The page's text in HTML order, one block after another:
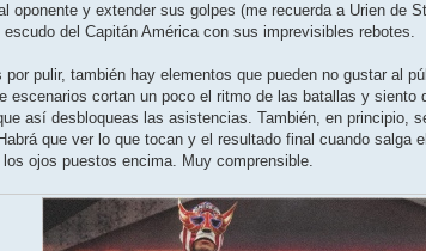
oponente y extender sus golpes (me recuerda a Urien de
escudo del Capitán América con sus imprevisibles rebotes.
por pulir, también hay elementos que pueden no gustar al
escenarios cortan un poco el ritmo de las batallas y siento
así desbloqueas las asistencias. También, en principio,
que ver lo que tocan y el resultado final cuando salga
ojos puestos encima. Muy comprensible.